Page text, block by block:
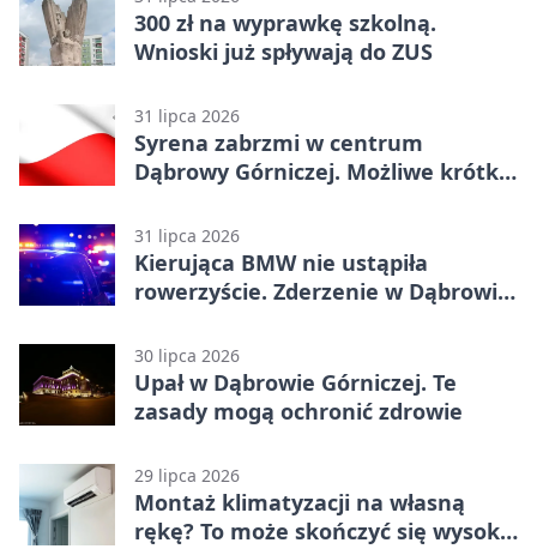
300 zł na wyprawkę szkolną.
Wnioski już spływają do ZUS
31 lipca 2026
Syrena zabrzmi w centrum
Dąbrowy Górniczej. Możliwe krótkie
31 lipca 2026
Kierująca BMW nie ustąpiła
rowerzyście. Zderzenie w Dąbrowie
30 lipca 2026
Upał w Dąbrowie Górniczej. Te
zasady mogą ochronić zdrowie
29 lipca 2026
Montaż klimatyzacji na własną
rękę? To może skończyć się wysoką